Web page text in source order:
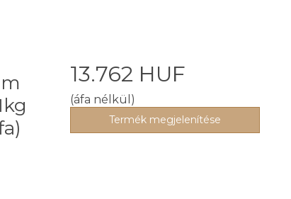
13.762 HUF
(áfa nélkül)
Termék megjelenítése